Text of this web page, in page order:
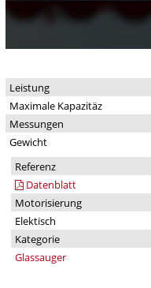
Leistung
Maximale Kapazitäz
Messungen
Gewicht
Referenz
Datenblatt
Motorisierung
Elektisch
Kategorie
Glassauger